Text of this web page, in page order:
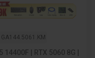
GA144.5061.KM
14400F | RTX 5060 8G |